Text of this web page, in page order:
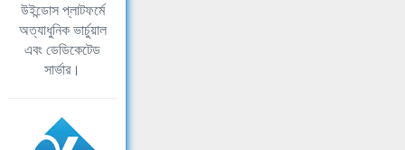
উইন্ডোস প্লাটফর্মে
অত্যাধুনিক ভার্চুয়াল
এবং ডেডিকেটেড
সার্ভার।